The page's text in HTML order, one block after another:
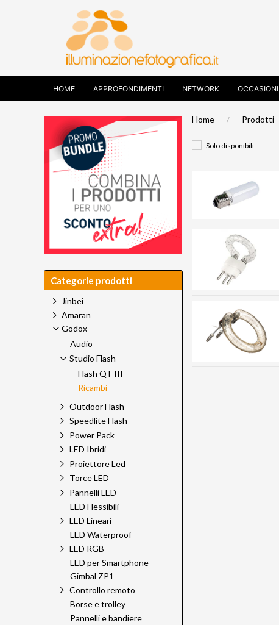
HOME APPROFONDIMENTI NETWORK OCCASIONI
Home Prodotti
Solo disponibili
Categorie prodotti
Jinbei
Amaran
Godox
Audio
Studio Flash
Flash QT III
Ricambi
Outdoor Flash
Speedlite Flash
Power Pack
LED Ibridi
Proiettore Led
Torce LED
Pannelli LED
LED Flessibili
LED Lineari
LED Waterproof
LED RGB
LED per Smartphone
Gimbal ZP1
Controllo remoto
Borse e trolley
Pannelli e bandiere